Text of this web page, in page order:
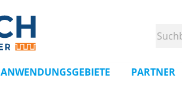
ANWENDUNGSGEBIETE PARTNER